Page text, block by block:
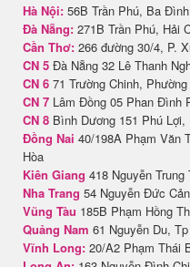
Hà Nội: 56B Trần Phú, Ba
Đà Nẵng: 271B Trần Phú, Hải
Cần Thơ: 266 đường 30/4, P.
CN 5 Đà Nẵng 32 Lê Thanh
CN 6 71 Trường Chinh,
CN 7 Lâm Đồng 05 Phan Đình
CN 8 Bình Dương 151 Phú
Đồng Nai 40/198A Phạm Văn
Hòa
Kiên Giang 418 Nguyễn
Nha Trang 54 Nguyễn Đức
Vũng Tàu 185B Phạm Hồng
Quảng Nam 61 Nguyễn Du,
Vĩnh Long: 20/A2 Phạm Thái